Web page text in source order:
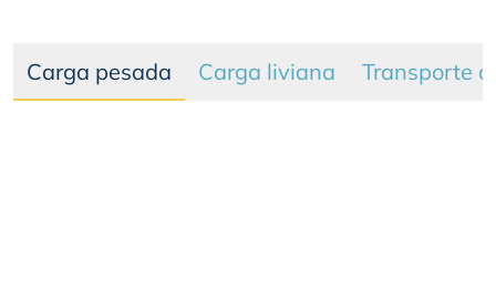
Carga pesada Carga liviana Transporte